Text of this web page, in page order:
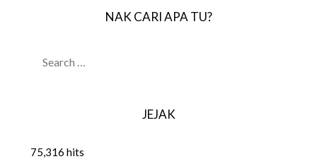
NAK CARI APA TU?
FOR:
JEJAK
75,316 hits